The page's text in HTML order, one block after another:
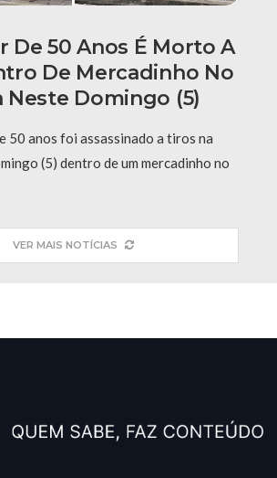
De 50 Anos É Morto A
De Mercadinho No
Neste Domingo (5)
50 anos foi assassinado a tiros na
(5) dentro de um mercadinho no
VER MAIS NOTÍCIAS